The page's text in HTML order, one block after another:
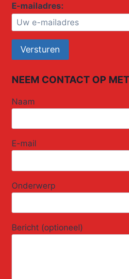
E-mailadres:
NEEM CONTACT OP
Naam
E-mail
Onderwerp
Bericht (optioneel)